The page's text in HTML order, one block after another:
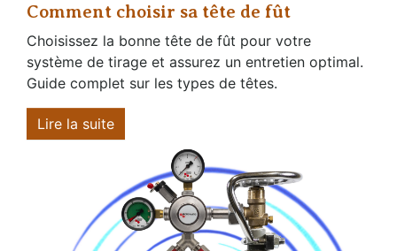
Comment choisir sa tête de fût
Choisissez la bonne tête de fût pour votre
système de tirage et assurez un entretien optimal.
Guide complet sur les types de têtes.
Lire la suite